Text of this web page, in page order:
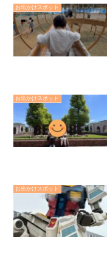
お出かけスポット
お出かけスポット
お出かけスポット